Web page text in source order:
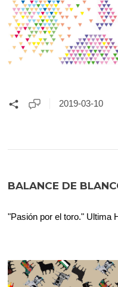
2019-03-10
BALANCE DE
"Pasión por el toro." Ultima